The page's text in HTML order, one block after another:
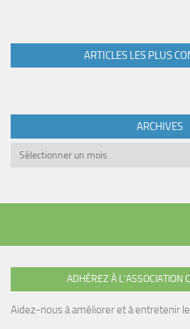
ARTICLES LES PLUS
ARCHIVES
Archives
ADHÉREZ À L’ASSOCIATION
Aidez-nous à améliorer et à entretenir